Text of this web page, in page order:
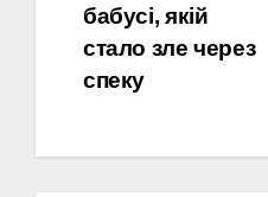
бабусі, якій
стало зле через
спеку